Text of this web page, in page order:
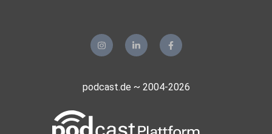
podcast.de ~ 2004-2026